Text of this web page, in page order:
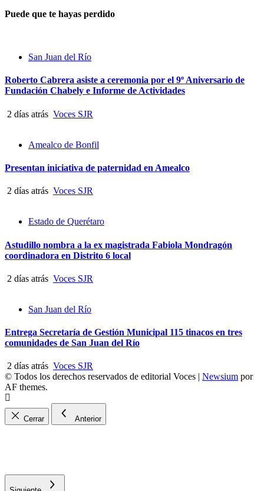
Puede que te hayas perdido
San Juan del Río
Roberto Cabrera asiste a ceremonia por el 9º Aniversario de
Fundación Chabely e Informe de Actividades
2 días atrás Voces SJR
Amealco de Bonfil
Presentan iniciativa de paternidad en Amealco
2 días atrás Voces SJR
Estado de Querétaro
Astudillo nombra a la ex magistrada Fabiola Mondragón
coordinadora en Distrito 6 local
2 días atrás Voces SJR
San Juan del Río
Entrega Secretaría de Gestión Municipal 115 tinacos en tres
comunidades de San Juan del Río
2 días atrás Voces SJR
© Todos los derechos reservados de editorial Voces | Newsium por
AF themes.
Cerrar Anterior